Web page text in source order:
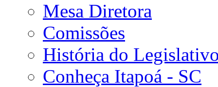
Mesa Diretora
Comissões
História do
Conheça Itapoá - SC